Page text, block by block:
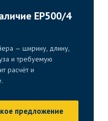
EP500/4
— ширину, длину,
и требуемую
расчёт и
предложение